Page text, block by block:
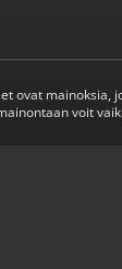
ovat mainoksia,
voit